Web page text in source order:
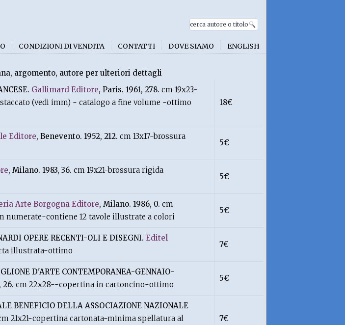
CONDIZIONI DI VENDITA CONTATTI DOVE SIAMO ENGLISH
argomento, autore per ulteriori dettagli
Gallimard Editore, Paris. 1961, 278. cm 19x23-
(vedi imm) - catalogo a fine volume -ottimo
18€
Editore, Benevento. 1952, 212. cm 13x17-brossura
5€
, Milano. 1983, 36. cm 19x21-brossura rigida
5€
Arte Borgogna Editore, Milano. 1986, 0. cm
numerate-contiene 12 tavole illustrate a colori
5€
OPERE RECENTI-OLI E DISEGNI. Editel
illustrata-ottimo
7€
D'ARTE CONTEMPORANEA-GENNAIO-
26. cm 22x28--copertina in cartoncino-ottimo
5€
BENEFICIO DELLA ASSOCIAZIONE NAZIONALE
21x21-copertina cartonata-minima spellatura al
7€